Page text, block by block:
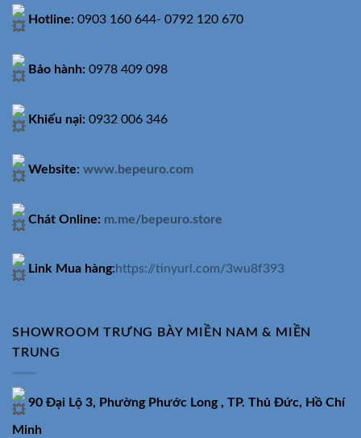
Hotline: 0903 160 644- 0792 120 670
Bảo hành: 0978 409 098
Khiếu nại: 0932 006 346
Website: www.bepeuro.com
Chát Online: m.me/bepeuro.store
Link Mua hàng:https://tinyurl.com/3wu8f393
SHOWROOM TRƯNG BÀY MIỀN NAM & MIỀN
TRUNG
90 Đại Lộ 3, Phường Phước Long , TP. Thủ Đức, Hồ Chí
Minh